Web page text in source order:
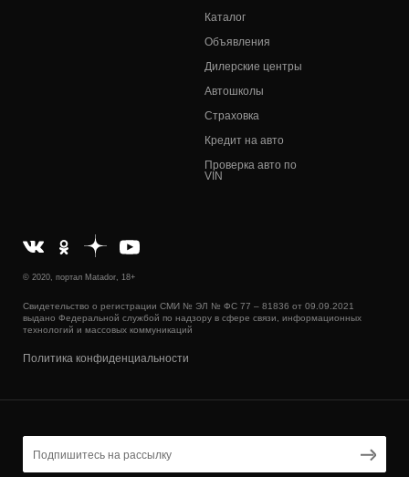
Каталог
Объявления
Дилерские центры
Автошколы
Страховка
Кредит на авто
Проверка авто по
VIN
© 2020, портал Matador, 18+
Свидетельство о регистрации СМИ № ЭЛ № ФС 77 – 81836 от 09.09.2021
выдано Федеральной службой по надзору в сфере связи, информационных
технологий и массовых коммуникаций
Политика конфиденциальности